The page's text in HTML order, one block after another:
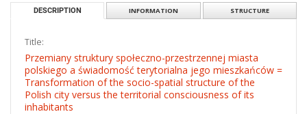
DESCRIPTION INFORMATION STRUCTURE
Title:
Przemiany struktury społeczno-przestrzennej miasta
polskiego a świadomość terytorialna jego mieszkańców =
Transformation of the socio-spatial structure of the
Polish city versus the territorial consciousness of its
inhabitants